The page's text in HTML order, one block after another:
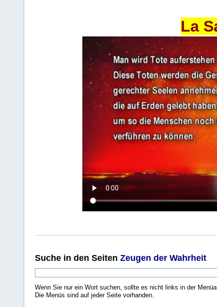
La
Suche in den Seiten Zeugen der Wahrheit
Wenn Sie nur ein Wort suchen, sollte es nicht links in der
Die Menüs sind auf jeder Seite vorhanden.